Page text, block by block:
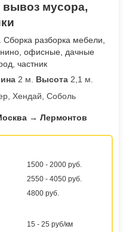
мусора,
Сборка разборка мебели,
офисные, дачные
частник
2 м. Высота 2,1 м.
Хендай, Соболь
→ Лермонтов
1500 - 2000 руб.
2550 - 4050 руб.
4800 руб.
15 - 25 руб/км